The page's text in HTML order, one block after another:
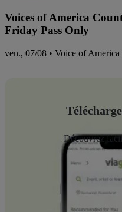
Voices of America
Friday Pass Only
ven., 07/08 • Voice of
Découvrez